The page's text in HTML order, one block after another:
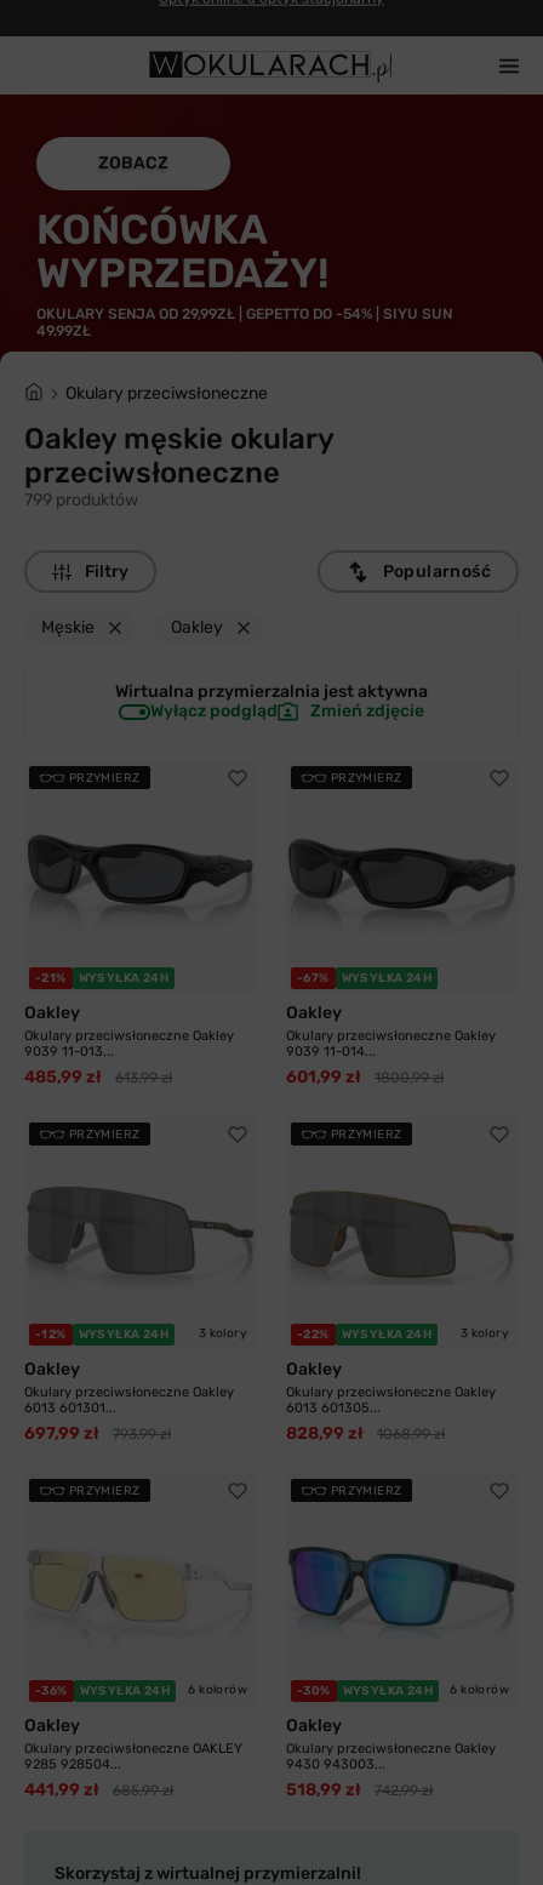
ZOBACZ
KOŃCÓWKA
WYPRZEDAŻY!
OKULARY SENJA OD 29,99ZŁ | GEPETTO DO -54% | SIYU SUN
49,99ZŁ
Okulary przeciwsłoneczne
Oakley męskie okulary
przeciwsłoneczne
799 produktów
Filtry
Męskie Oakley
Popularność
Wirtualna przymierzalnia jestaktywna
Wyłącz podgląd
Zmień zdjęcie
PRZYMIERZ
-21% WYSYŁKA 24H
Oakley
Okulary przeciwsłoneczne Oakley
9039 11-013...
485,99 zł 613,99 zł
PRZYMIERZ
-67% WYSYŁKA 24H
Oakley
Okulary przeciwsłoneczne Oakley
9039 11-014...
601,99 zł 1800,99 zł
PRZYMIERZ
-12% WYSYŁKA 24H 3 kolory
Oakley
Okulary przeciwsłoneczne Oakley
6013 601301...
697,99 zł 793,99 zł
PRZYMIERZ
-22% WYSYŁKA 24H 3 kolory
Oakley
Okulary przeciwsłoneczne Oakley
6013 601305...
828,99 zł 1068,99 zł
PRZYMIERZ
-36% WYSYŁKA 24H 6 kolorów
Oakley
Okulary przeciwsłoneczne OAKLEY
9285 928504...
441,99 zł 685,99 zł
PRZYMIERZ
-30% WYSYŁKA 24H 6 kolorów
Oakley
Okulary przeciwsłoneczne Oakley
9430 943003...
518,99 zł 742,99 zł
Skorzystaj z wirtualnej przymierzalni!